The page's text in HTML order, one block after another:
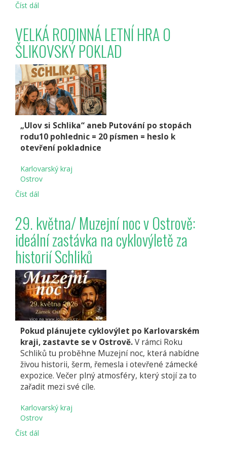
Číst dál
Zámeckém
parku
VELKÁ RODINNÁ LETNÍ HRA O
ŠLIKOVSKÝ POKLAD
„Ulov si Schlika“ aneb Putování po stopách
rodu10 pohlednic = 20 písmen = heslo k
otevření pokladnice
Karlovarský kraj
Ostrov
Číst dál
HRA
ŠLIKOVSKÝ
POKLAD
29. května/ Muzejní noc v Ostrově:
ideální zastávka na cyklovýletě za
historií Schliků
Pokud plánujete cyklovýlet po Karlovarském
kraji, zastavte se v Ostrově.V rámci Roku
Schliků tu proběhne Muzejní noc, která nabídne
živou historii, šerm, řemesla i otevřené zámecké
expozice. Večer plný atmosféry, který stojí za to
zařadit mezi své cíle.
Karlovarský kraj
Ostrov
Číst dál